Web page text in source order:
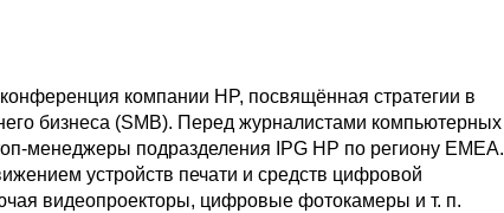
компании HP, посвящённая стратегии в
бизнеса (SMB). Перед журналистами компьютерных
менеджеры подразделения IPG HP по региону EMEA.
устройств печати и средств цифровой
видеопроекторы, цифровые фотокамеры и т. п.